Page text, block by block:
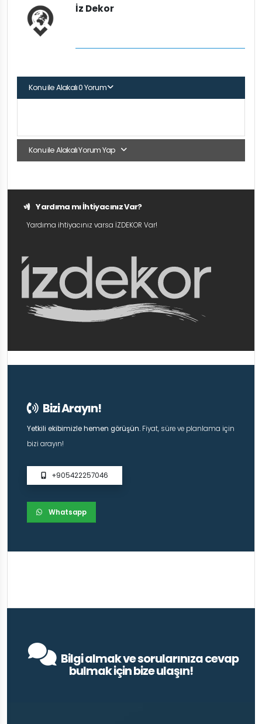
İz Dekor
Konu ile Alakalı 0 Yorum
Konu ile Alakalı Yorum Yap
Yardıma mı İhtiyacınız Var?
Yardıma ihtiyacınız varsa İZDEKOR Var!
Bizi Arayın!
Yetkili ekibimizle hemen görüşün. Fiyat, süre ve planlama için
bizi arayın!
+905422257046
Whatsapp
Bilgi almak ve sorularınıza cevap
bulmak için bize ulaşın!